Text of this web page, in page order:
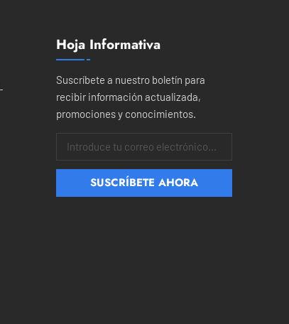
Hoja Informativa
Suscríbete a nuestro boletín para
recibir información actualizada,
promociones y conocimientos.